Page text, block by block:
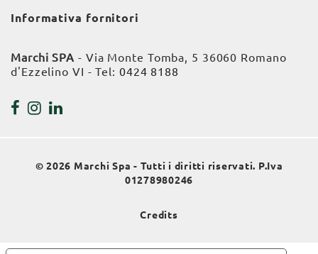
Informativa fornitori
Marchi SPA - Via Monte Tomba, 5 36060 Romano
d'Ezzelino VI - Tel: 0424 8188
© 2026 Marchi Spa - Tutti i diritti riservati. P.Iva
01278980246
Credits